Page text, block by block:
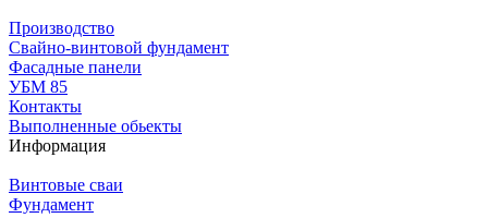
Производство
Свайно-винтовой фундамент
Фасадные панели
УБМ 85
Контакты
Выполненные обьекты
Информация
Винтовые сваи
Фундамент